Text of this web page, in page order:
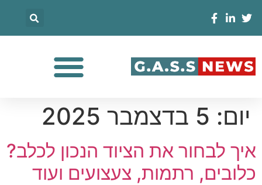
יום: 5 בדצמבר 2025
איך לבחור את הציוד הנכון לכלב?
כלובים, רתמות, צעצועים ועוד